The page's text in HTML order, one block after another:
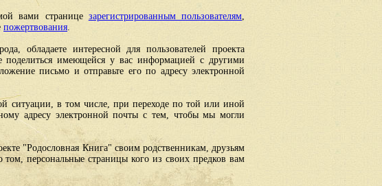
вами странице зарегистрированным пользователям,
пожертвования.
обладаете интересной для пользователей проекта
имеющейся у вас информацией с другими
письмо и отправьте его по адресу электронной
ситуации, в том числе, при переходе по той или иной
адресу электронной почты с тем, чтобы мы могли
"Родословная Книга" своим родственникам, друзьям
том, персональные страницы кого из своих предков вам